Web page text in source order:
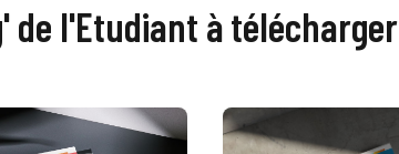
de l'Etudiant à télécharger